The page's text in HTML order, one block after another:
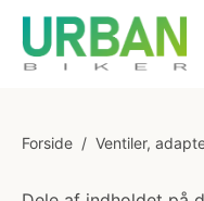
Forside / Ventiler,